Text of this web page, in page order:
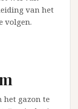
van het
volgen.
het gazon te